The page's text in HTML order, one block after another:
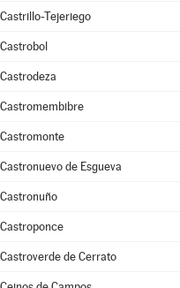
Castrillo-Tejeriego
Castrobol
Castrodeza
Castromembibre
Castromonte
Castronuevo de Esgueva
Castronuño
Castroponce
Castroverde de Cerrato